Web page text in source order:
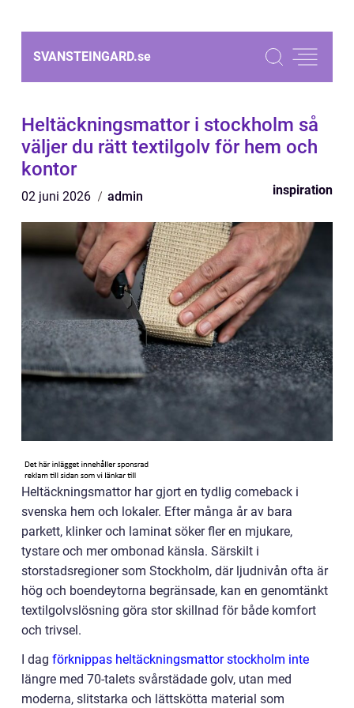
SVANSTEINGARD.se
Heltäckningsmattor i stockholm så
väljer du rätt textilgolv för hem och
kontor
02 juni 2026 admin inspiration
Heltäckningsmattor har gjort en tydlig comeback i
svenska hem och lokaler. Efter många år av bara
parkett, klinker och laminat söker fler en mjukare,
tystare och mer ombonad känsla. Särskilt i
storstadsregioner som Stockholm, där ljudnivån ofta är
hög och boendeytorna begränsade, kan en genomtänkt
textilgolvslösning göra stor skillnad för både komfort
och trivsel.
I dag förknippas heltäckningsmattor stockholm inte
längre med 70-talets svårstädade golv, utan med
moderna, slitstarka och lättskötta material som